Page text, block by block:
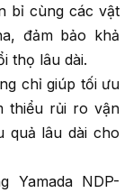
bỉ cùng các vật
đảm bảo khả
thọ lâu dài.
chỉ giúp tối ưu
thiểu rủi ro vận
quả lâu dài cho
Yamada NDP-